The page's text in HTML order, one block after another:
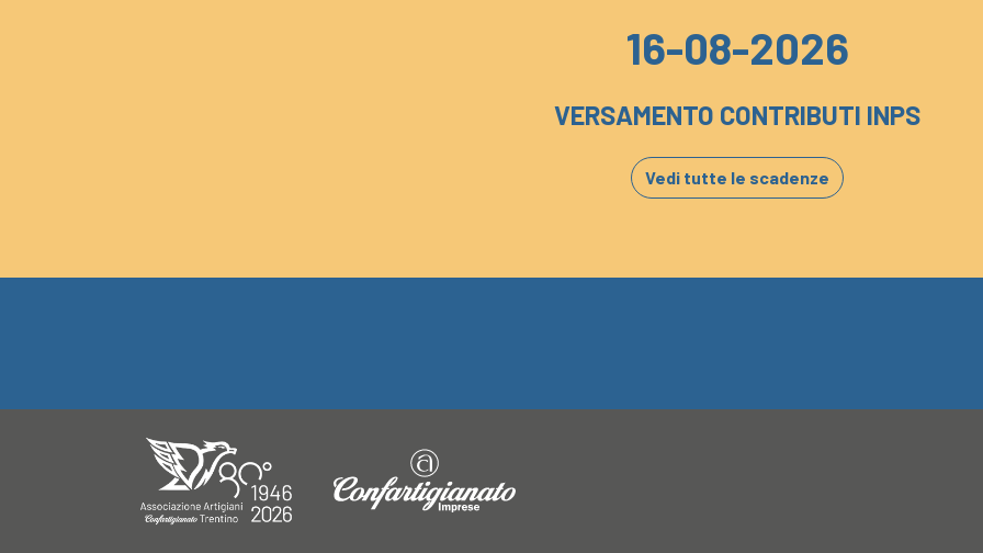
16-08-2026
VERSAMENTO CONTRIBUTI INPS
Vedi tutte le scadenze